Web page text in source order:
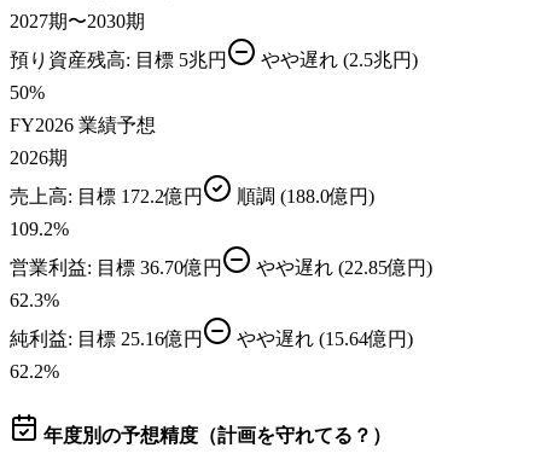
2027期〜2030期
預り資産残高: 目標 5兆円 やや遅れ (2.5兆円)
50%
FY2026 業績予想
2026期
売上高: 目標 172.2億円 順調 (188.0億円)
109.2%
営業利益: 目標 36.70億円 やや遅れ (22.85億円)
62.3%
純利益: 目標 25.16億円 やや遅れ (15.64億円)
62.2%
年度別の予想精度（計画を守れてる？）